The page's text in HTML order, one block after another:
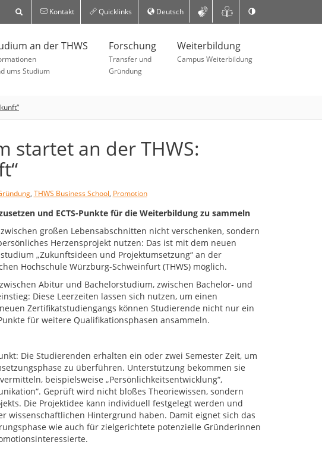
Kontakt Quicklinks Deutsch
an der THWS
ums Studium
Forschung
Transfer und
Gründung
Weiterbildung
Campus Weiterbildung
startet an der THWS:
, THWS Business School, Promotion
und ECTS-Punkte für die Weiterbildung zu sammeln
großen Lebensabschnitten nicht verschenken, sondern
Herzensprojekt nutzen: Das ist mit dem neuen
„Zukunftsideen und Projektumsetzung“ an der
Hochschule Würzburg-Schweinfurt (THWS) möglich.
Abitur und Bachelorstudium, zwischen Bachelor- und
Diese Leerzeiten lassen sich nutzen, um einen
Zertifikatstudiengangs können Studierende nicht nur ein
für weitere Qualifikationsphasen ansammeln.
Die Studierenden erhalten ein oder zwei Semester Zeit, um
zu überführen. Unterstützung bekommen sie
beispielsweise „Persönlichkeitsentwicklung“,
Geprüft wird nicht bloßes Theoriewissen, sondern
Die Projektidee kann individuell festgelegt werden und
wissenschaftlichen Hintergrund haben. Damit eignet sich das
wie auch für zielgerichtete potenzielle Gründerinnen